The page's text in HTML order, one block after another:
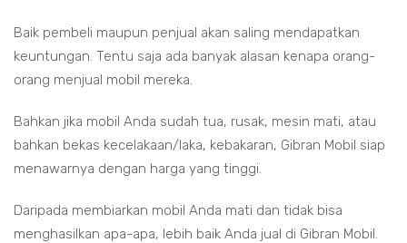
Baik pembeli maupun penjual akan saling mendapatkan
keuntungan. Tentu saja ada banyak alasan kenapa orang-
orang menjual mobil mereka.
Bahkan jika mobil Anda sudah tua, rusak, mesin mati, atau
bahkan bekas kecelakaan/laka, kebakaran, Gibran Mobil siap
menawarnya dengan harga yang tinggi.
Daripada membiarkan mobil Anda mati dan tidak bisa
menghasilkan apa-apa, lebih baik Anda jual di Gibran Mobil.